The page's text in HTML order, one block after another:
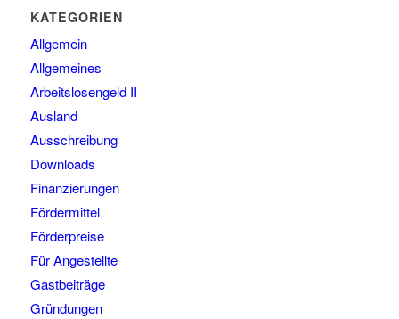
KATEGORIEN
Allgemein
Allgemeines
Arbeitslosengeld II
Ausland
Ausschreibung
Downloads
Finanzierungen
Fördermittel
Förderpreise
Für Angestellte
Gastbeiträge
Gründungen